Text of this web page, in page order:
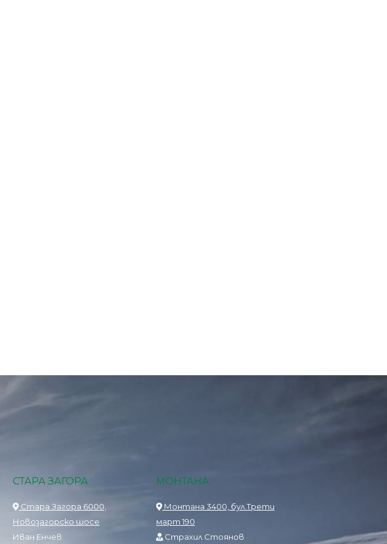
СТАРА ЗАГОРА
Стара Загора 6000,
Новозагорско шосе
Иван Енчев
МОНТАНА
Монтана 3400, бул.Трети
март 190
Страхил Стоянов